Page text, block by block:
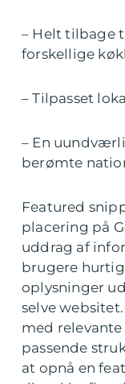
– Helt tilbage
forskellige
– Tilpasset
– En
berømte
Featured
placering på
uddrag af
brugere
oplysninger
selve
med
passende
at opnå en